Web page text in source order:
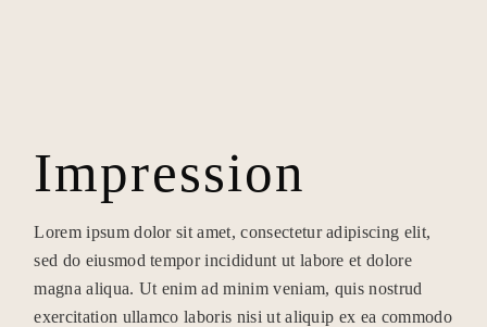
Impression
Lorem ipsum dolor sit amet, consectetur adipiscing elit,
sed do eiusmod tempor incididunt ut labore et dolore
magna aliqua. Ut enim ad minim veniam, quis nostrud
exercitation ullamco laboris nisi ut aliquip ex ea commodo